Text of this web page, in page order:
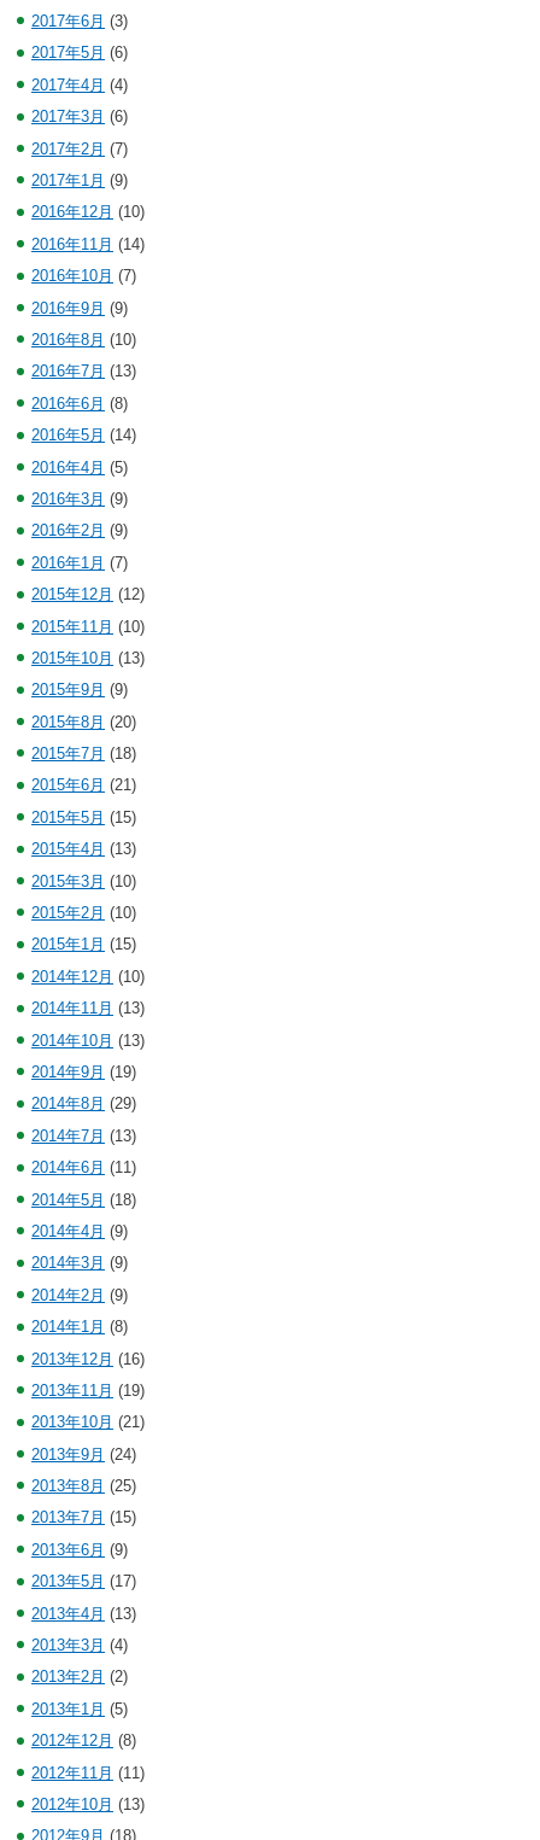
2017年6月 (3)
2017年5月 (6)
2017年4月 (4)
2017年3月 (6)
2017年2月 (7)
2017年1月 (9)
2016年12月 (10)
2016年11月 (14)
2016年10月 (7)
2016年9月 (9)
2016年8月 (10)
2016年7月 (13)
2016年6月 (8)
2016年5月 (14)
2016年4月 (5)
2016年3月 (9)
2016年2月 (9)
2016年1月 (7)
2015年12月 (12)
2015年11月 (10)
2015年10月 (13)
2015年9月 (9)
2015年8月 (20)
2015年7月 (18)
2015年6月 (21)
2015年5月 (15)
2015年4月 (13)
2015年3月 (10)
2015年2月 (10)
2015年1月 (15)
2014年12月 (10)
2014年11月 (13)
2014年10月 (13)
2014年9月 (19)
2014年8月 (29)
2014年7月 (13)
2014年6月 (11)
2014年5月 (18)
2014年4月 (9)
2014年3月 (9)
2014年2月 (9)
2014年1月 (8)
2013年12月 (16)
2013年11月 (19)
2013年10月 (21)
2013年9月 (24)
2013年8月 (25)
2013年7月 (15)
2013年6月 (9)
2013年5月 (17)
2013年4月 (13)
2013年3月 (4)
2013年2月 (2)
2013年1月 (5)
2012年12月 (8)
2012年11月 (11)
2012年10月 (13)
2012年9月 (18)